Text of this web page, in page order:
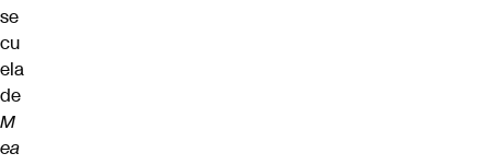
se
cu
ela
de
M
ea